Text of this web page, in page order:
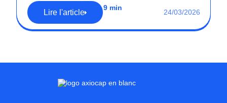
Lire l'article
9 min
24/03/2026